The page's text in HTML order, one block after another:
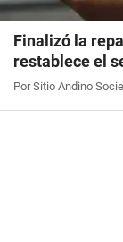
Finalizó la
restablece el
Por Sitio Andino